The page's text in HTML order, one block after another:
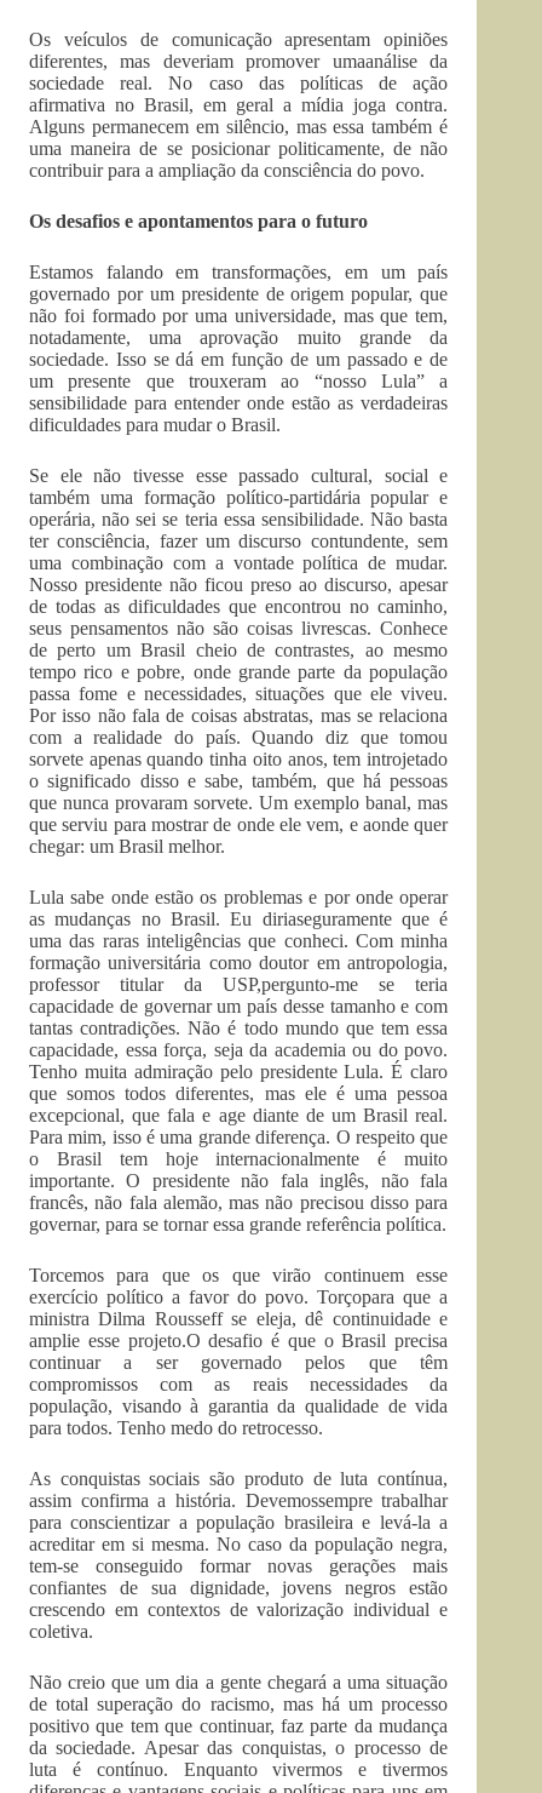
Os veículos de comunicação apresentam opiniões
diferentes, mas deveriam promover umaanálise da
sociedade real. No caso das políticas de ação
afirmativa no Brasil, em geral a mídia joga contra.
Alguns permanecem em silêncio, mas essa também é
uma maneira de se posicionar politicamente, de não
contribuir para a ampliação da consciência do povo.
Os desafios e apontamentos para o futuro
Estamos falando em transformações, em um país
governado por um presidente de origem popular, que
não foi formado por uma universidade, mas que tem,
notadamente, uma aprovação muito grande da
sociedade. Isso se dá em função de um passado e de
um presente que trouxeram ao “nosso Lula” a
sensibilidade para entender onde estão as verdadeiras
dificuldades para mudar o Brasil.
Se ele não tivesse esse passado cultural, social e
também uma formação político-partidária popular e
operária, não sei se teria essa sensibilidade. Não basta
ter consciência, fazer um discurso contundente, sem
uma combinação com a vontade política de mudar.
Nosso presidente não ficou preso ao discurso, apesar
de todas as dificuldades que encontrou no caminho,
seus pensamentos não são coisas livrescas. Conhece
de perto um Brasil cheio de contrastes, ao mesmo
tempo rico e pobre, onde grande parte da população
passa fome e necessidades, situações que ele viveu.
Por isso não fala de coisas abstratas, mas se relaciona
com a realidade do país. Quando diz que tomou
sorvete apenas quando tinha oito anos, tem introjetado
o significado disso e sabe, também, que há pessoas
que nunca provaram sorvete. Um exemplo banal, mas
que serviu para mostrar de onde ele vem, e aonde quer
chegar: um Brasil melhor.
Lula sabe onde estão os problemas e por onde operar
as mudanças no Brasil. Eu diriaseguramente que é
uma das raras inteligências que conheci. Com minha
formação universitária como doutor em antropologia,
professor titular da USP,pergunto-me se teria
capacidade de governar um país desse tamanho e com
tantas contradições. Não é todo mundo que tem essa
capacidade, essa força, seja da academia ou do povo.
Tenho muita admiração pelo presidente Lula. É claro
que somos todos diferentes, mas ele é uma pessoa
excepcional, que fala e age diante de um Brasil real.
Para mim, isso é uma grande diferença. O respeito que
o Brasil tem hoje internacionalmente é muito
importante. O presidente não fala inglês, não fala
francês, não fala alemão, mas não precisou disso para
governar, para se tornar essa grande referência política.
Torcemos para que os que virão continuem esse
exercício político a favor do povo. Torçopara que a
ministra Dilma Rousseff se eleja, dê continuidade e
amplie esse projeto.O desafio é que o Brasil precisa
continuar a ser governado pelos que têm
compromissos com as reais necessidades da
população, visando à garantia da qualidade de vida
para todos. Tenho medo do retrocesso.
As conquistas sociais são produto de luta contínua,
assim confirma a história. Devemossempre trabalhar
para conscientizar a população brasileira e levá-la a
acreditar em si mesma. No caso da população negra,
tem-se conseguido formar novas gerações mais
confiantes de sua dignidade, jovens negros estão
crescendo em contextos de valorização individual e
coletiva.
Não creio que um dia a gente chegará a uma situação
de total superação do racismo, mas há um processo
positivo que tem que continuar, faz parte da mudança
da sociedade. Apesar das conquistas, o processo de
luta é contínuo. Enquanto vivermos e tivermos